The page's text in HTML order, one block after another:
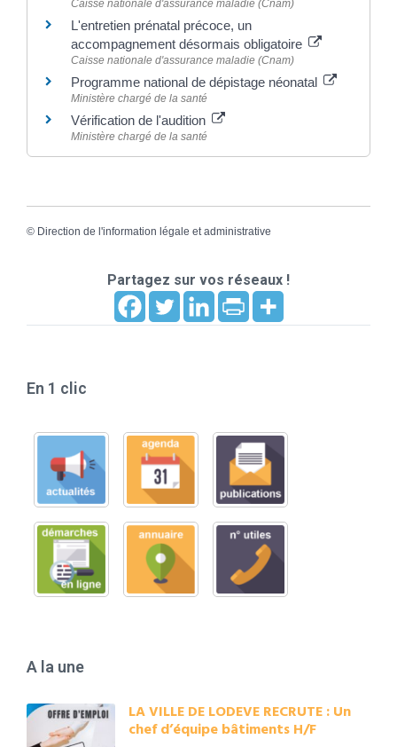
Caisse nationale d'assurance maladie (Cnam)
L'entretien prénatal précoce, un
accompagnement désormais obligatoire
Caisse nationale d'assurance maladie (Cnam)
Programme national de dépistage néonatal
Ministère chargé de la santé
Vérification de l'audition
Ministère chargé de la santé
© Direction de l'information légale et administrative
Partagez sur vos réseaux !
En 1 clic
A la une
LA VILLE DE LODEVE RECRUTE : Un
chef d’équipe bâtiments H/F